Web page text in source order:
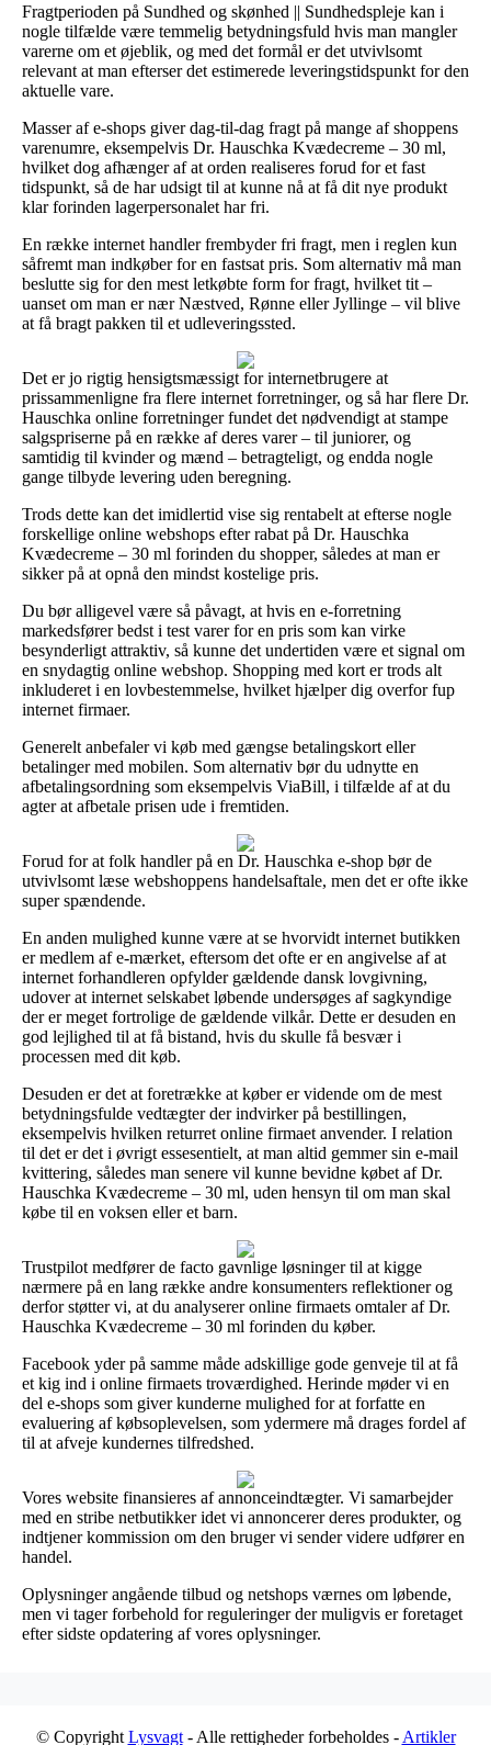
Fragtperioden på Sundhed og skønhed || Sundhedspleje kan i
nogle tilfælde være temmelig betydningsfuld hvis man mangler
varerne om et øjeblik, og med det formål er det utvivlsomt
relevant at man efterser det estimerede leveringstidspunkt for den
aktuelle vare.
Masser af e-shops giver dag-til-dag fragt på mange af shoppens
varenumre, eksempelvis Dr. Hauschka Kvædecreme – 30 ml,
hvilket dog afhænger af at orden realiseres forud for et fast
tidspunkt, så de har udsigt til at kunne nå at få dit nye produkt
klar forinden lagerpersonalet har fri.
En række internet handler frembyder fri fragt, men i reglen kun
såfremt man indkøber for en fastsat pris. Som alternativ må man
beslutte sig for den mest letkøbte form for fragt, hvilket tit –
uanset om man er nær Næstved, Rønne eller Jyllinge – vil blive
at få bragt pakken til et udleveringssted.
Det er jo rigtig hensigtsmæssigt for internetbrugere at
prissammenligne fra flere internet forretninger, og så har flere Dr.
Hauschka online forretninger fundet det nødvendigt at stampe
salgspriserne på en række af deres varer – til juniorer, og
samtidig til kvinder og mænd – betragteligt, og endda nogle
gange tilbyde levering uden beregning.
Trods dette kan det imidlertid vise sig rentabelt at efterse nogle
forskellige online webshops efter rabat på Dr. Hauschka
Kvædecreme – 30 ml forinden du shopper, således at man er
sikker på at opnå den mindst kostelige pris.
Du bør alligevel være så påvagt, at hvis en e-forretning
markedsfører bedst i test varer for en pris som kan virke
besynderligt attraktiv, så kunne det undertiden være et signal om
en snydagtig online webshop. Shopping med kort er trods alt
inkluderet i en lovbestemmelse, hvilket hjælper dig overfor fup
internet firmaer.
Generelt anbefaler vi køb med gængse betalingskort eller
betalinger med mobilen. Som alternativ bør du udnytte en
afbetalingsordning som eksempelvis ViaBill, i tilfælde af at du
agter at afbetale prisen ude i fremtiden.
Forud for at folk handler på en Dr. Hauschka e-shop bør de
utvivlsomt læse webshoppens handelsaftale, men det er ofte ikke
super spændende.
En anden mulighed kunne være at se hvorvidt internet butikken
er medlem af e-mærket, eftersom det ofte er en angivelse af at
internet forhandleren opfylder gældende dansk lovgivning,
udover at internet selskabet løbende undersøges af sagkyndige
der er meget fortrolige de gældende vilkår. Dette er desuden en
god lejlighed til at få bistand, hvis du skulle få besvær i
processen med dit køb.
Desuden er det at foretrække at køber er vidende om de mest
betydningsfulde vedtægter der indvirker på bestillingen,
eksempelvis hvilken returret online firmaet anvender. I relation
til det er det i øvrigt essesentielt, at man altid gemmer sin e-mail
kvittering, således man senere vil kunne bevidne købet af Dr.
Hauschka Kvædecreme – 30 ml, uden hensyn til om man skal
købe til en voksen eller et barn.
Trustpilot medfører de facto gavnlige løsninger til at kigge
nærmere på en lang række andre konsumenters reflektioner og
derfor støtter vi, at du analyserer online firmaets omtaler af Dr.
Hauschka Kvædecreme – 30 ml forinden du køber.
Facebook yder på samme måde adskillige gode genveje til at få
et kig ind i online firmaets troværdighed. Herinde møder vi en
del e-shops som giver kunderne mulighed for at forfatte en
evaluering af købsoplevelsen, som ydermere må drages fordel af
til at afveje kundernes tilfredshed.
Vores website finansieres af annonceindtægter. Vi samarbejder
med en stribe netbutikker idet vi annoncerer deres produkter, og
indtjener kommission om den bruger vi sender videre udfører en
handel.
Oplysninger angående tilbud og netshops værnes om løbende,
men vi tager forbehold for reguleringer der muligvis er foretaget
efter sidste opdatering af vores oplysninger.
© Copyright Lysvagt- Alle rettigheder forbeholdes - Artikler